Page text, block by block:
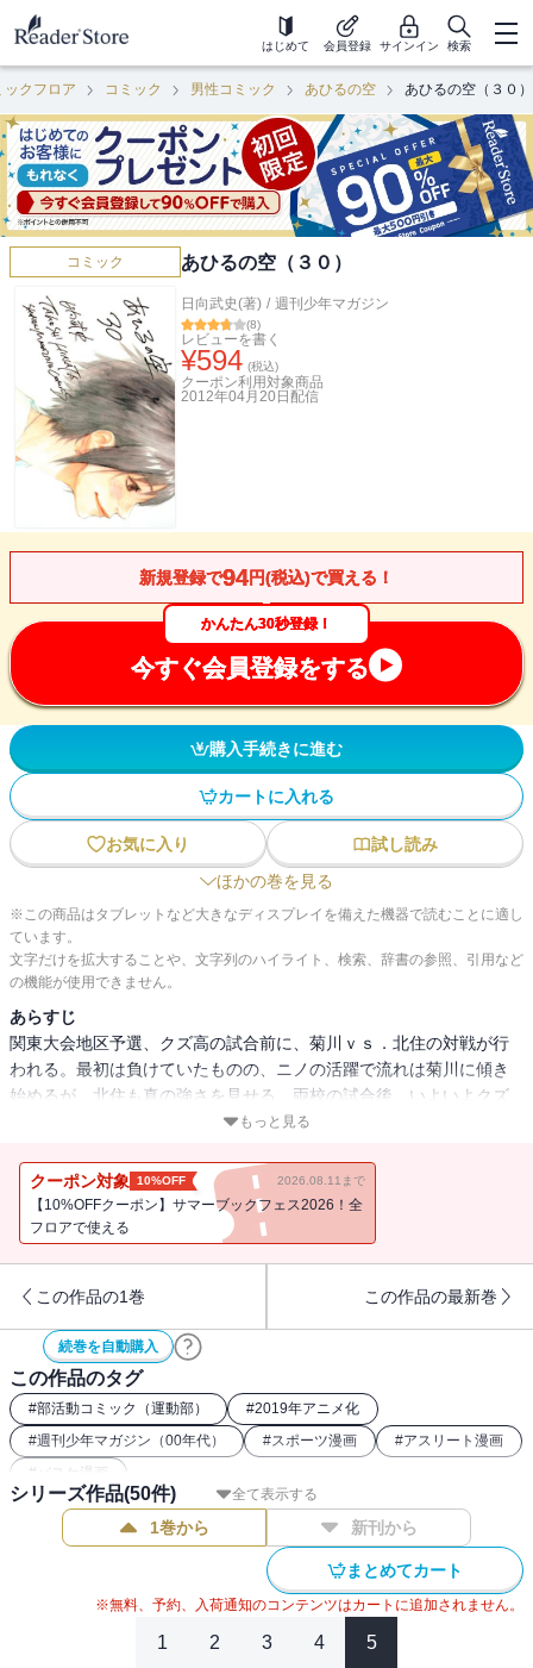
はじめて 会員登録 サインイン 検索
ックフロア コミック 男性コミック あひるの空 あひるの空（３０）
コミック あひるの空（３０）
日向武史(著) / 週刊少年マガジン
(8)
レビューを書く
¥594 (税込)
クーポン利用対象商品
2012年04月20日 配信
新規登録で94円(税込)で買える！
かんたん30秒登録！
今すぐ会員登録をする
購入手続きに進む
カートに入れる
お気に入り
試し読み
ほかの巻を見る
※この商品はタブレットなど大きなディスプレイを備えた機器で読むことに適し
ています。
文字だけを拡大することや、文字列のハイライト、検索、辞書の参照、引用など
の機能が使用できません。
あらすじ
関東大会地区予選、クズ高の試合前に、菊川ｖｓ．北住の対戦が行
われる。最初は負けていたものの、ニノの活躍で流れは菊川に傾き
始めるが、北住も真の強さを見せる。両校の試合後、いよいよクズ
高の試合開始！！ 他会場で、すでに試合を行っている女子と共
インターハイへ向けて、どう成長するのか！？
もっと見る
クーポン対象 10%OFF 2026.08.11まで
【10%OFFクーポン】サマーブックフェス2026！全
フロアで使える
この作品の1巻 この作品の最新巻
続巻を自動購入
この作品のタグ
#部活動コミック（運動部） #2019年アニメ化
#週刊少年マガジン（00年代） #スポーツ漫画 #アスリート漫画
# バスケ漫画
全て表示する
シリーズ作品(50件)
1巻から 新刊から
まとめてカート
※無料、予約、入荷通知のコンテンツはカートに追加されません。
1 2 3 4 5